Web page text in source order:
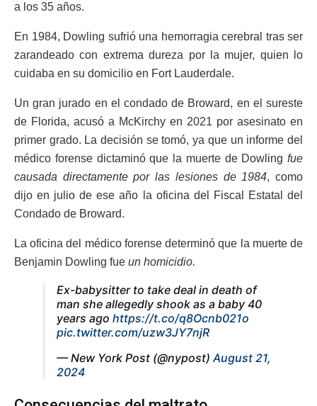
a los 35 años.
En 1984, Dowling sufrió una hemorragia cerebral tras ser
zarandeado con extrema dureza por la mujer, quien lo
cuidaba en su domicilio en Fort Lauderdale.
Un gran jurado en el condado de Broward, en el sureste
de Florida, acusó a McKirchy en 2021 por asesinato en
primer grado. La decisión se tomó, ya que un informe del
médico forense dictaminó que la muerte de Dowling fue
causada directamente por las lesiones de 1984, como
dijo en julio de ese año la oficina del Fiscal Estatal del
Condado de Broward.
La oficina del médico forense determinó que la muerte de
Benjamin Dowling fue un homicidio.
Ex-babysitter to take deal in death of
man she allegedly shook as a baby 40
years ago https://t.co/q8Ocnb021o
pic.twitter.com/uzw3JY7njR
— New York Post (@nypost)August 21,
2024